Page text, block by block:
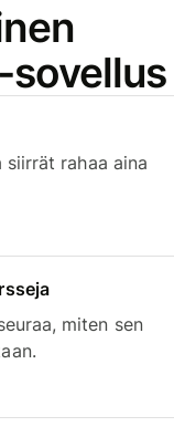
rahaa aina
miten sen